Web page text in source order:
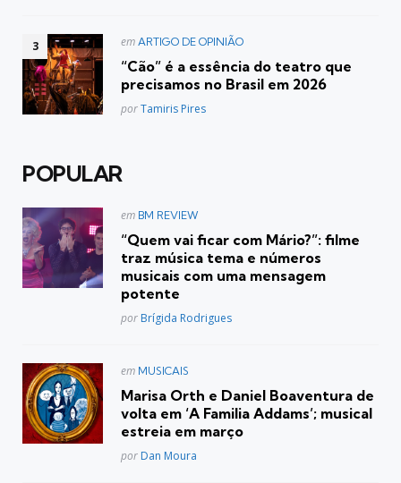
Postado
em ARTIGO DE OPINIÃO
“Cão” é a essência do teatro que
precisamos no Brasil em 2026
Posted
porTamiris Pires
POPULAR
Postado
em BM REVIEW
“Quem vai ficar com Mário?”: filme
traz música tema e números
musicais com uma mensagem
potente
Posted
por Brígida Rodrigues
Postado
em MUSICAIS
Marisa Orth e Daniel Boaventura de
volta em ‘A Familia Addams’; musical
estreia em março
Posted
por Dan Moura